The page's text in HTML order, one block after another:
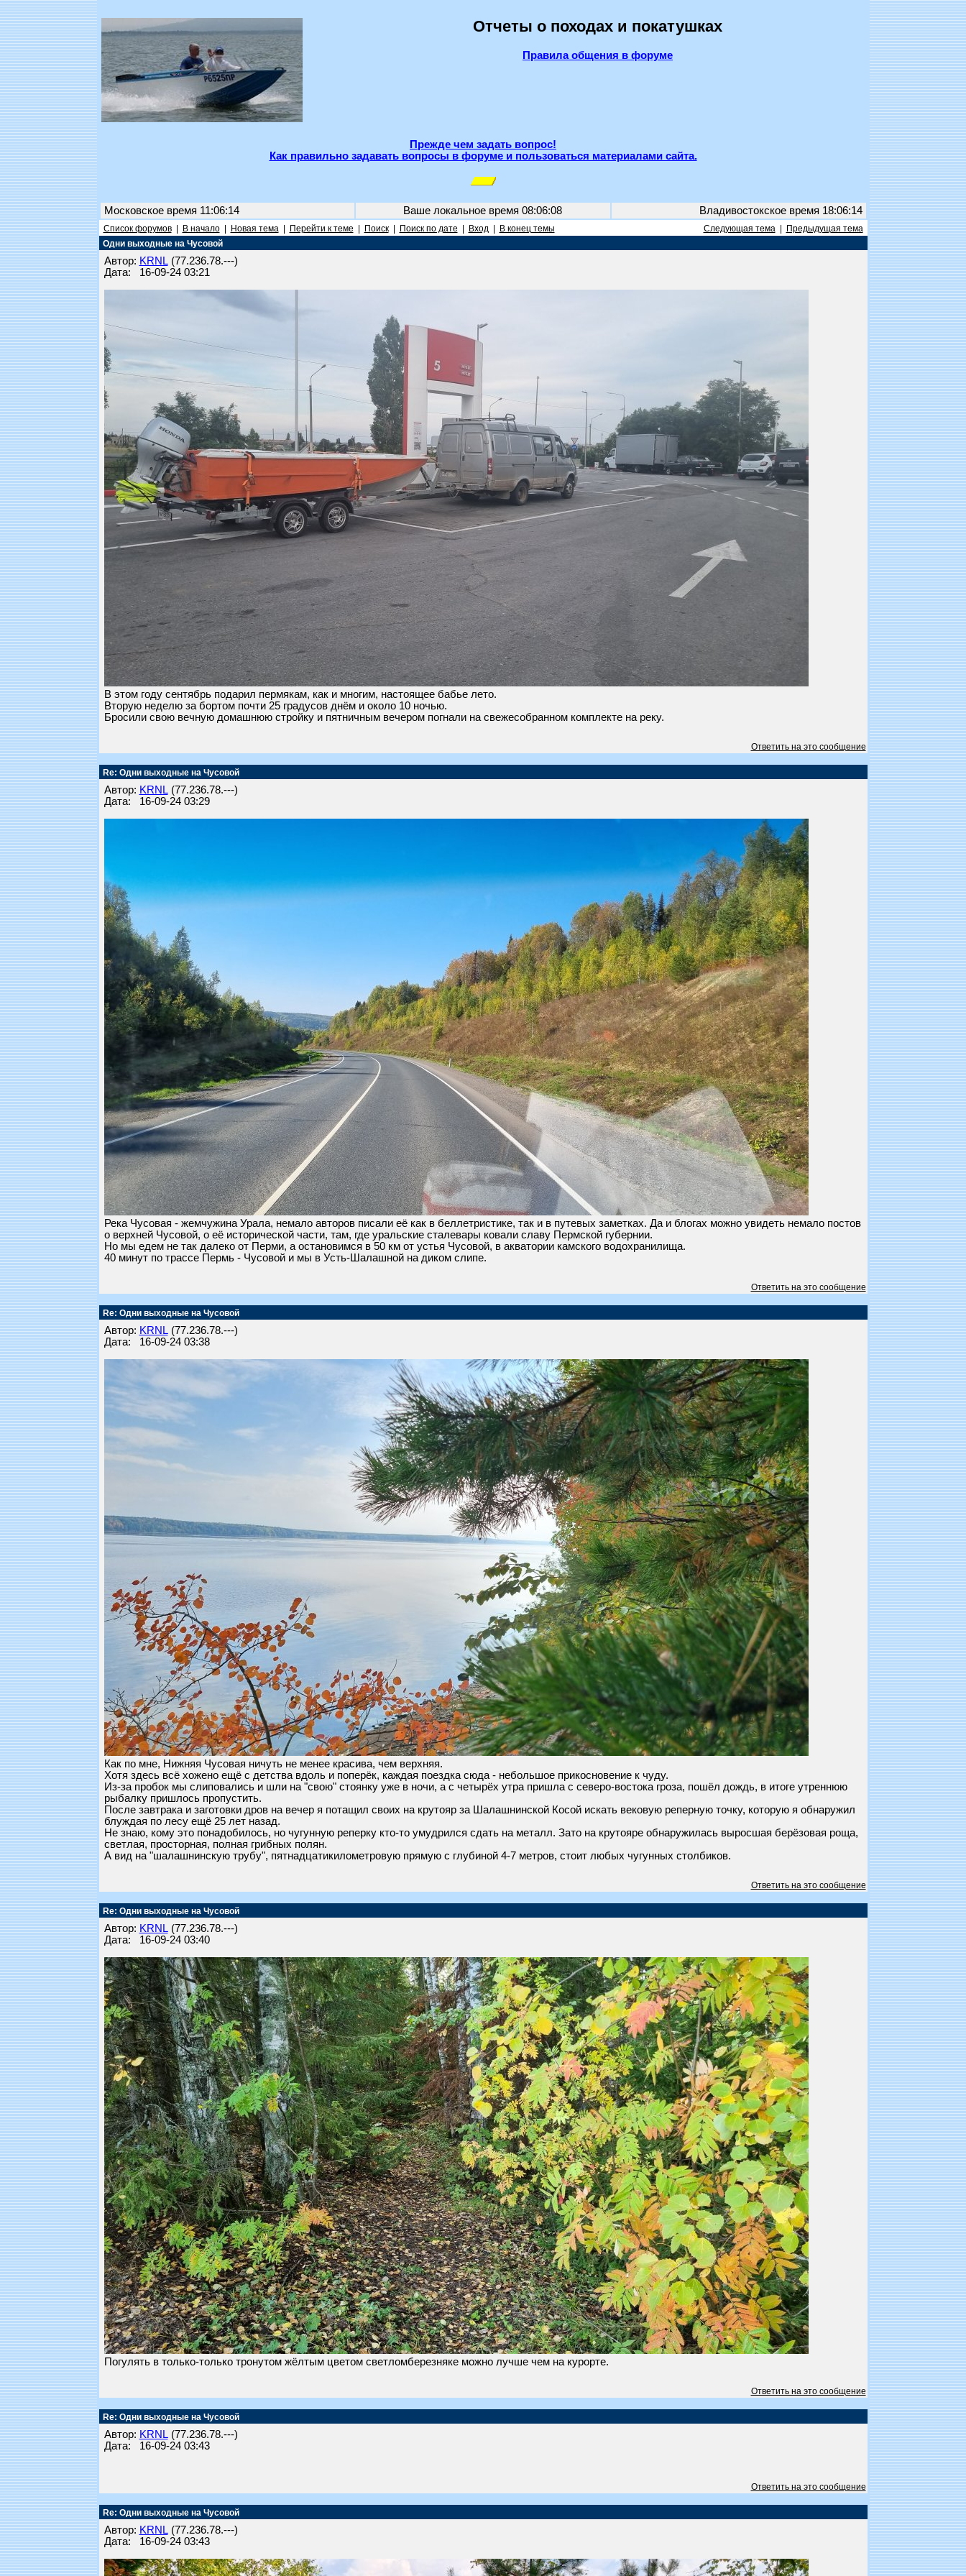
Отчеты о походах и покатушках
Правила общения в форуме
Прежде чем задать вопрос!
Как правильно задавать вопросы в форуме и пользоваться материалами сайта.
Московское время 11:06:14 Ваше локальное время 08:06:08 Владивостокское время 18:06:14
Список форумов| В начало| Новая тема| Перейти к теме Поиск| Поиск по дате Вход| В конец темы Следующая тема|
Предыдущая тема
Одни выходные на Чусовой
Автор: KRNL(77.236.78.---)
Дата: 16-09-24 03:21
В этом году сентябрь подарил пермякам, как и многим, настоящее бабье лето.
Вторую неделю за бортом почти 25 градусов днём и около 10 ночью.
Бросили свою вечную домашнюю стройку и пятничным вечером погнали на свежесобранном комплекте на реку.
Ответить на это сообщение
Re: Одни выходные на Чусовой
Автор: KRNL(77.236.78.---)
Дата: 16-09-24 03:29
Река Чусовая - жемчужина Урала, немало авторов писали её как в беллетристике, так и в путевых заметках. Да и блогах можно увидеть немало постов
о верхней Чусовой, о её исторической части, там, где уральские сталевары ковали славу Пермской губернии.
Но мы едем не так далеко от Перми, а остановимся в 50 км от устья Чусовой, в акватории камского водохранилища.
40 минут по трассе Пермь - Чусовой и мы в Усть-Шалашной на диком слипе.
Ответить на это сообщение
Re: Одни выходные на Чусовой
Автор: KRNL(77.236.78.---)
Дата: 16-09-24 03:38
Как по мне, Нижняя Чусовая ничуть не менее красива, чем верхняя.
Хотя здесь всё хожено ещё с детства вдоль и поперёк, каждая поездка сюда - небольшое прикосновение к чуду.
Из-за пробок мы слиповались и шли на "свою" стоянку уже в ночи, а с четырёх утра пришла с северо-востока гроза, пошёл дождь, в итоге утреннюю
рыбалку пришлось пропустить.
После завтрака и заготовки дров на вечер я потащил своих на крутояр за Шалашнинской Косой искать вековую реперную точку, которую я обнаружил
блуждая по лесу ещё 25 лет назад.
Не знаю, кому это понадобилось, но чугунную реперку кто-то умудрился сдать на металл. Зато на крутояре обнаружилась выросшая берёзовая роща,
светлая, просторная, полная грибных полян.
А вид на "шалашнинскую трубу", пятнадцатикилометровую прямую с глубиной 4-7 метров, стоит любых чугунных столбиков.
Ответить на это сообщение
Re: Одни выходные на Чусовой
Автор: KRNL(77.236.78.---)
Дата: 16-09-24 03:40
Погулять в только-только тронутом жёлтым цветом светломберезняке можно лучше чем на курорте.
Ответить на это сообщение
Re: Одни выходные на Чусовой
Автор: KRNL(77.236.78.---)
Дата: 16-09-24 03:43
Ответить на это сообщение
Re: Одни выходные на Чусовой
Автор: KRNL(77.236.78.---)
Дата: 16-09-24 03:43